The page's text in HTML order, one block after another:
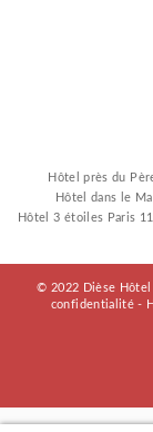
Hôtel près du
Hôtel dans le
Hôtel 3 étoiles Paris 11
© 2022 Dièse
confidentialité -